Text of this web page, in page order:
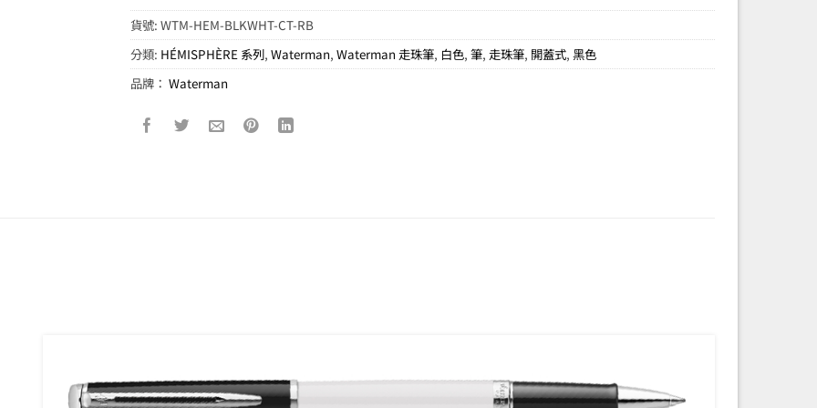
貨號:WTM-HEM-BLKWHT-CT-RB
分類: HÉMISPHÈRE 系列,Waterman,Waterman 走珠筆, 白色,筆,走珠筆, 開蓋式,黑色
品牌：Waterman